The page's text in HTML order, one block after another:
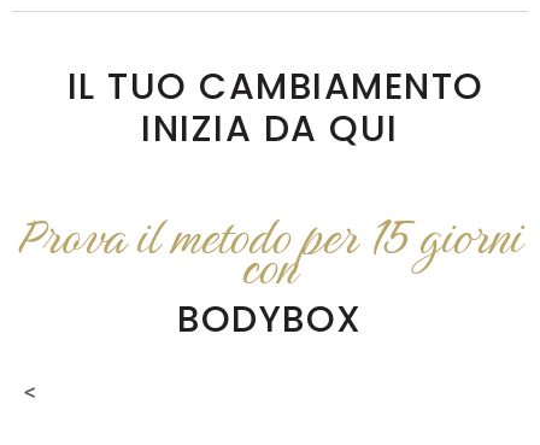
IL TUO CAMBIAMENTO
INIZIA DA QUI
Prova il metodo per 15 giorni
con
BODYBOX
<